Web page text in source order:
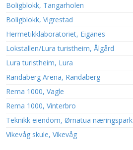
Boligblokk, Tangarholen
Boligblokk, Vigrestad
Hermetikklaboratoriet, Eiganes
Lokstallen/Lura turistheim, Ålgård
Lura turistheim, Lura
Randaberg Arena, Randaberg
Rema 1000, Vagle
Rema 1000, Vinterbro
Teknikk eiendom, Ørnatua næringspark
Vikevåg skule, Vikevåg